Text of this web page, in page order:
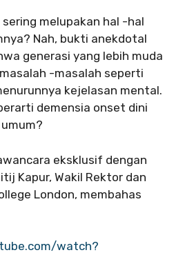
melupakan hal -hal
Nah, bukti anekdotal
generasi yang lebih muda
-masalah seperti
kejelasan mental.
demensia onset dini
eksklusif dengan
Kapur, Wakil Rektor dan
London, membahas
watch?